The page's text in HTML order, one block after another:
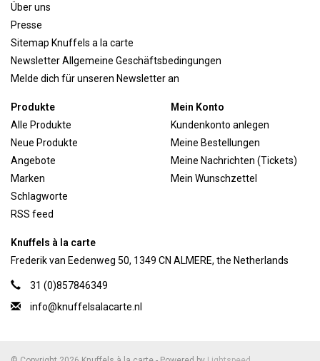
Über uns
Presse
Sitemap Knuffels a la carte
Newsletter Allgemeine Geschäftsbedingungen
Melde dich für unseren Newsletter an
Produkte
Alle Produkte
Neue Produkte
Angebote
Marken
Schlagworte
RSS feed
Mein Konto
Kundenkonto anlegen
Meine Bestellungen
Meine Nachrichten (Tickets)
Mein Wunschzettel
Knuffels à la carte
Frederik van Eedenweg 50, 1349 CN ALMERE, the Netherlands
31 (0)857846349
info@knuffelsalacarte.nl